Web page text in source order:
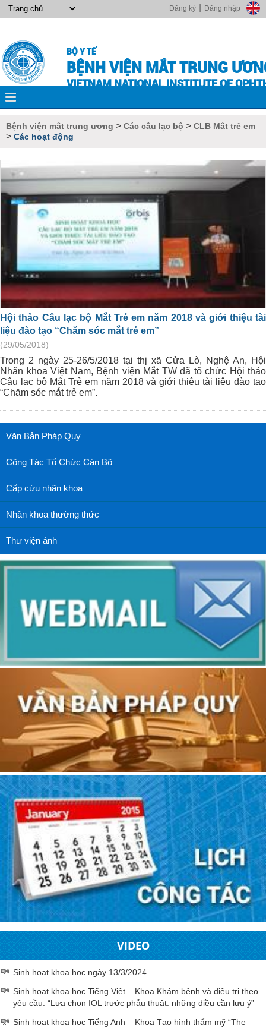
Đăng nhập
Đăng ký
BỘ Y TẾ
BỆNH VIỆN MẮT TRUNG
VIETNAM NATIONAL INSTITUTE OF
Bệnh viện mắt trung ương > Các câu lạc bộ > CLB Mắt trẻ em
> Các hoạt động
Hội thảo Câu lạc bộ Mắt Trẻ em năm 2018 và giới thiệu tài
liệu đào tạo “Chăm sóc mắt trẻ em”
(29/05/2018)
Trong 2 ngày 25-26/5/2018 tại thị xã Cửa Lò, Nghệ An, Hội
Nhãn khoa Việt Nam, Bệnh viện Mắt TW đã tổ chức Hội thảo
Câu lạc bộ Mắt Trẻ em năm 2018 và giới thiệu tài liệu đào tạo
“Chăm sóc mắt trẻ em”.
Văn Bản Pháp Quy
Công Tác Tổ Chức Cán Bộ
Cấp cứu nhãn khoa
Nhãn khoa thường thức
Thư viện ảnh
VIDEO
Sinh hoạt khoa học ngày 13/3/2024
Sinh hoạt khoa học Tiếng Việt – Khoa Khám bệnh và điều trị theo
yêu cầu: “Lựa chọn IOL trước phẫu thuật: những điều cần lưu ý”
Sinh hoạt khoa học Tiếng Anh – Khoa Tạo hình thẩm mỹ “The